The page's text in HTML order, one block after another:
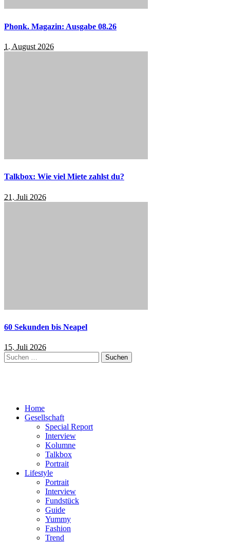
Phonk. Magazin: Ausgabe 08.26
1. August 2026
Talkbox: Wie viel Miete zahlst du?
21. Juli 2026
60 Sekunden bis Neapel
15. Juli 2026
Suchen
nach:
Home
Gesellschaft
Special Report
Interview
Kolumne
Talkbox
Portrait
Lifestyle
Portrait
Interview
Fundstück
Guide
Yummy
Fashion
Trend